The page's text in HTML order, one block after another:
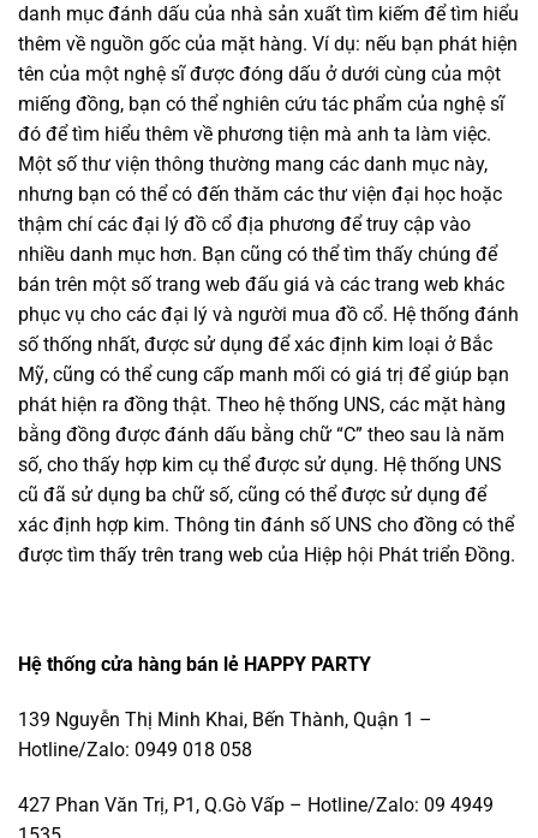
danh mục đánh dấu của nhà sản xuất tìm kiếm để tìm hiểu
thêm về nguồn gốc của mặt hàng. Ví dụ: nếu bạn phát hiện
tên của một nghệ sĩ được đóng dấu ở dưới cùng của một
miếng đồng, bạn có thể nghiên cứu tác phẩm của nghệ sĩ
đó để tìm hiểu thêm về phương tiện mà anh ta làm việc.
Một số thư viện thông thường mang các danh mục này,
nhưng bạn có thể có đến thăm các thư viện đại học hoặc
thậm chí các đại lý đồ cổ địa phương để truy cập vào
nhiều danh mục hơn. Bạn cũng có thể tìm thấy chúng để
bán trên một số trang web đấu giá và các trang web khác
phục vụ cho các đại lý và người mua đồ cổ. Hệ thống đánh
số thống nhất, được sử dụng để xác định kim loại ở Bắc
Mỹ, cũng có thể cung cấp manh mối có giá trị để giúp bạn
phát hiện ra đồng thật. Theo hệ thống UNS, các mặt hàng
bằng đồng được đánh dấu bằng chữ “C” theo sau là năm
số, cho thấy hợp kim cụ thể được sử dụng. Hệ thống UNS
cũ đã sử dụng ba chữ số, cũng có thể được sử dụng để
xác định hợp kim. Thông tin đánh số UNS cho đồng có thể
được tìm thấy trên trang web của Hiệp hội Phát triển Đồng.
Hệ thống cửa hàng bán lẻ HAPPY PARTY
139 Nguyễn Thị Minh Khai, Bến Thành, Quận 1 –
Hotline/Zalo: 0949 018 058
427 Phan Văn Trị, P1, Q.Gò Vấp – Hotline/Zalo: 09 4949